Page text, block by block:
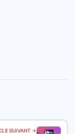
SUIVANT →